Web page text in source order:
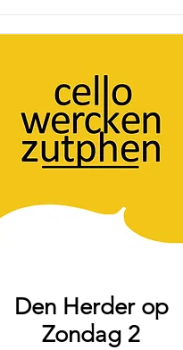
Den Herder op
Zondag 2